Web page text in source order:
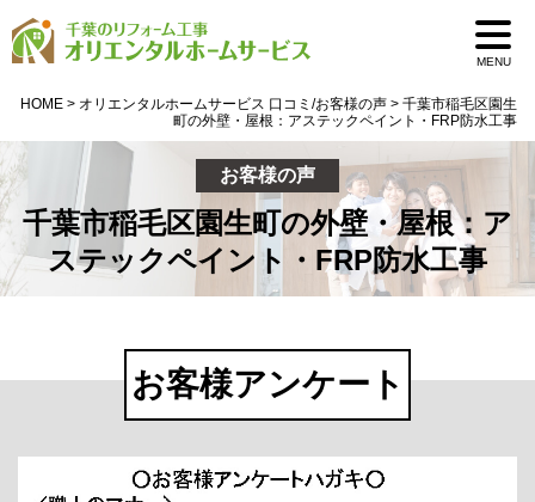
MENU
HOME > オリエンタルホームサービス 口コミ/お客様の声 > 千葉市稲毛区園生
町の外壁・屋根：アステックペイント・FRP防水工事
お客様の声
千葉市稲毛区園生町の外壁・屋根：ア
ステックペイント・FRP防水工事
お客様アンケート